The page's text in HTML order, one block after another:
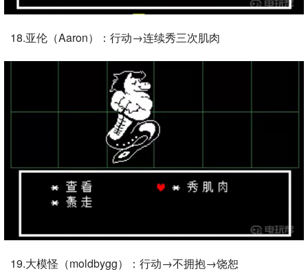
18.亚伦（Aaron）：行动→连续秀三次肌肉
19.大模怪（moldbygg）：行动→不拥抱→饶恕